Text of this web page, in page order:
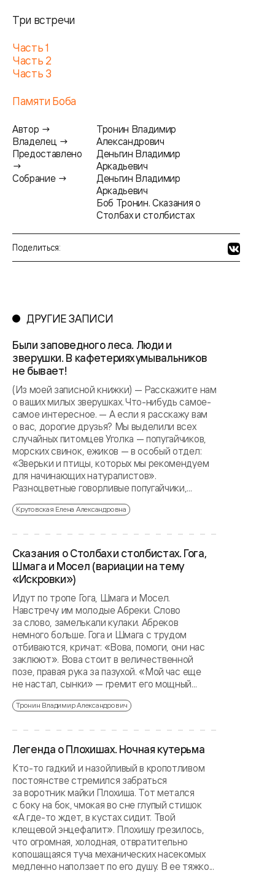
Три встречи
Часть 1
Часть 2
Часть 3
Памяти Боба
Автор →
Владелец →
Предоставлено
→
Собрание →
Тронин Владимир
Александрович
Деньгин Владимир
Аркадьевич
Деньгин Владимир
Аркадьевич
Боб Тронин. Сказания о
Столбах и столбистах
Поделиться:
ДРУГИЕ ЗАПИСИ
Были заповедного леса. Люди и
зверушки. В кафетериях умывальников
не бывает!
(Из моей записной книжки) — Расскажите нам
о ваших милых зверушках. Что-нибудь самое-
самое интересное. — А если я расскажу вам
о вас, дорогие друзья? Мы выделили всех
случайных питомцев Уголка — попугайчиков,
морских свинок, ежиков — в особый отдел:
«Зверьки и птицы, которых мы рекомендуем
для начинающих натуралистов».
Разноцветные говорливые попугайчики,...
Крутовская Елена Александровна
Сказания о Столбах и столбистах. Гога,
Шмага и Мосел (вариации на тему
«Искровки»)
Идут по тропе Гога, Шмага и Мосел.
Навстречу им молодые Абреки. Слово
за слово, замелькали кулаки. Абреков
немного больше. Гога и Шмага с трудом
отбиваются, кричат: «Вова, помоги, они нас
заклюют». Вова стоит в величественной
позе, правая рука за пазухой. «Мой час еще
не настал, сынки» — гремит его мощный...
Тронин Владимир Александрович
Легенда о Плохишах. Ночная кутерьма
Кто-то гадкий и назойливый в кропотливом
постоянстве стремился забраться
за воротник майки Плохиша. Тот метался
с боку на бок, чмокая во сне глупый стишок
«А где-то ждет, в кустах сидит. Твой
клещевой энцефалит». Плохишу грезилось,
что огромная, холодная, отвратительно
копошащаяся туча механических насекомых
медленно наползает по его душу. В ее тяжко...